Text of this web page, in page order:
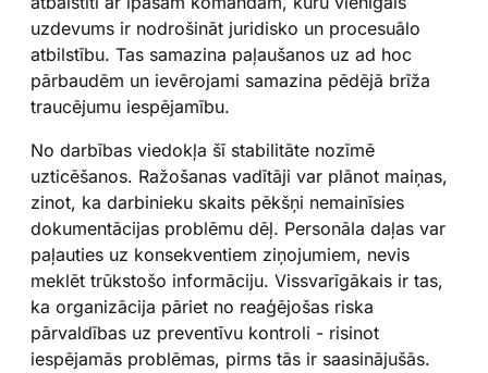
uzdevums ir nodrošināt juridisko un procesuālo
atbilstību. Tas samazina paļaušanos uz ad hoc
pārbaudēm un ievērojami samazina pēdējā brīža
traucējumu iespējamību.
No darbības viedokļa šī stabilitāte nozīmē
uzticēšanos. Ražošanas vadītāji var plānot maiņas,
zinot, ka darbinieku skaits pēkšņi nemainīsies
dokumentācijas problēmu dēļ. Personāla daļas var
paļauties uz konsekventiem ziņojumiem, nevis
meklēt trūkstošo informāciju. Vissvarīgākais ir tas,
ka organizācija pāriet no reaģējošas riska
pārvaldības uz preventīvu kontroli - risinot
iespējamās problēmas, pirms tās ir saasinājušās.